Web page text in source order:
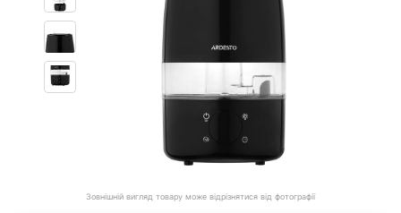
Зовнішній вигляд товару може відрізнятися від фотографії